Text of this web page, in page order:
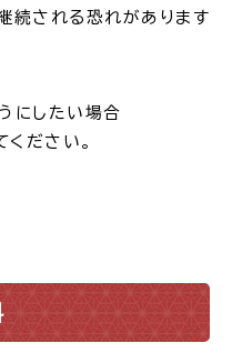
される恐れがあります
にしたい場合
ださい。